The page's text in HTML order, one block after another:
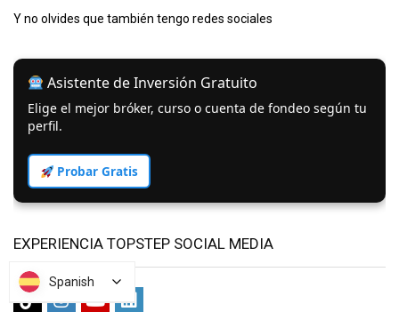
Y no olvides que también tengo redes sociales
Asistente de Inversión Gratuito
Elige el mejor bróker, curso o cuenta de fondeo según tu
perfil.
Probar Gratis
EXPERIENCIA TOPSTEP SOCIAL MEDIA
Spanish
Spanish